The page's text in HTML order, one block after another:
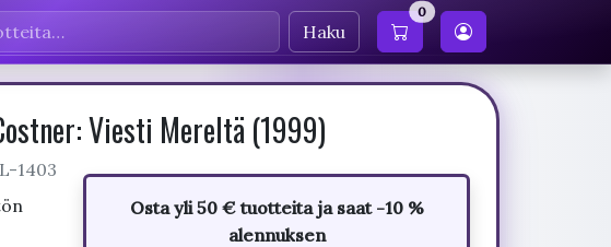
Haku
0
Viesti Mereltä (1999)
1403
Osta yli 50 € tuotteita ja saat -10 %
alennuksen